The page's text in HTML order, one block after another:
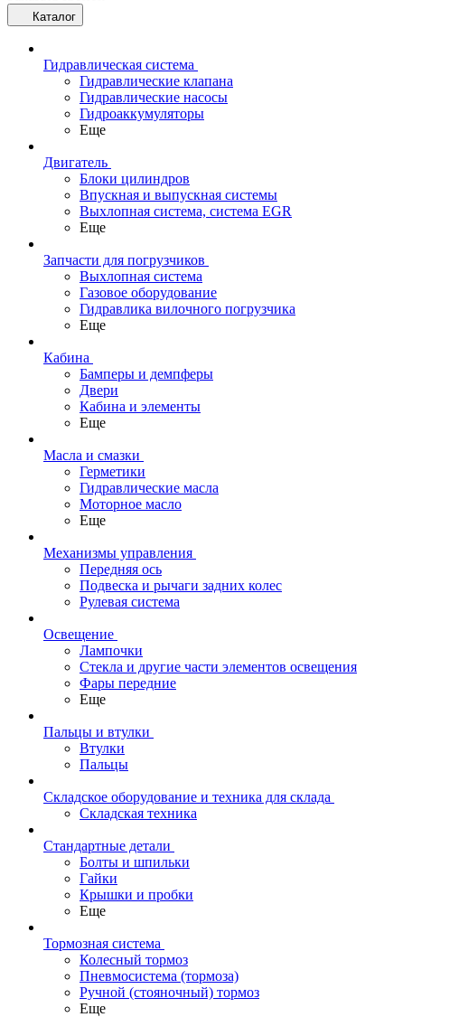
Каталог
Гидравлическая система
Гидравлические клапана
Гидравлические насосы
Гидроаккумуляторы
Еще
Двигатель
Блоки цилиндров
Впускная и выпускная системы
Выхлопная система, система EGR
Еще
Запчасти для погрузчиков
Выхлопная система
Газовое оборудование
Гидравлика вилочного погрузчика
Еще
Кабина
Бамперы и демпферы
Двери
Кабина и элементы
Еще
Масла и смазки
Герметики
Гидравлические масла
Моторное масло
Еще
Механизмы управления
Передняя ось
Подвеска и рычаги задних колес
Рулевая система
Освещение
Лампочки
Стекла и другие части элементов освещения
Фары передние
Еще
Пальцы и втулки
Втулки
Пальцы
Складское оборудование и техника для склада
Складская техника
Стандартные детали
Болты и шпильки
Гайки
Крышки и пробки
Еще
Тормозная система
Колесный тормоз
Пневмосиcтема (тормоза)
Ручной (стояночный) тормоз
Еще